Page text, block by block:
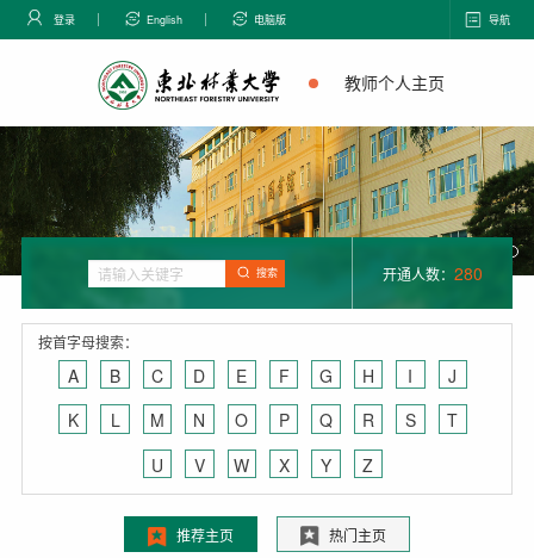
登录 English 电脑版 导航
教师个人主页
搜索 开通人数： 280
按首字母搜索：
A B C D E F G H I
J
K
L M N O P Q R S
T
U
V W X Y Z
推荐主页 热门主页